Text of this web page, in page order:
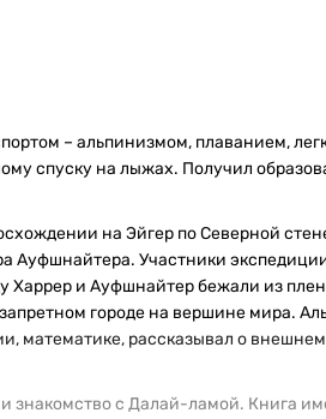
– альпинизмом, плаванием,
спуску на лыжах. Получил
на Эйгер по Северной
Ауфшнайтера. Участники
Харрер и Ауфшнайтер бежали из
городе на вершине мира.
математике, рассказывал о
знакомство с Далай-ламой. Книга